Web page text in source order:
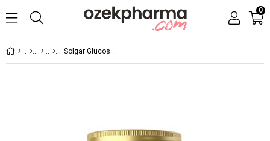
0
Solgar Glucosamine Chondroitin MSM 60 Tablet